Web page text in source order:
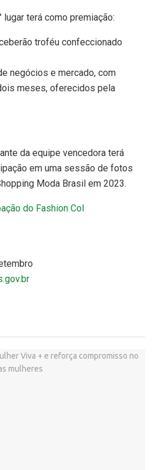
terá como premiação:
troféu confeccionado
negócios e mercado, com
meses, oferecidos pela
da equipe vencedora terá
em uma sessão de fotos
Moda Brasil em 2023.
do Fashion Col